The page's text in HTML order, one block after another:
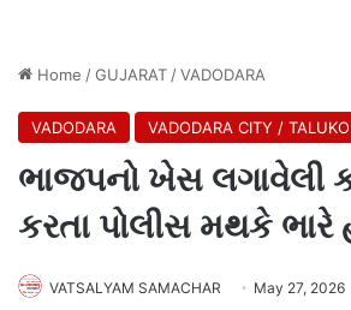
Home /GUJARAT /VADODARA
VADODARA VADODARA CITY / TALUKO
ભાજપનો ખેસ લગાવેલી
કરતા પોલીસ મથકે ભારે
VATSALYAM SAMACHAR May 27, 2026